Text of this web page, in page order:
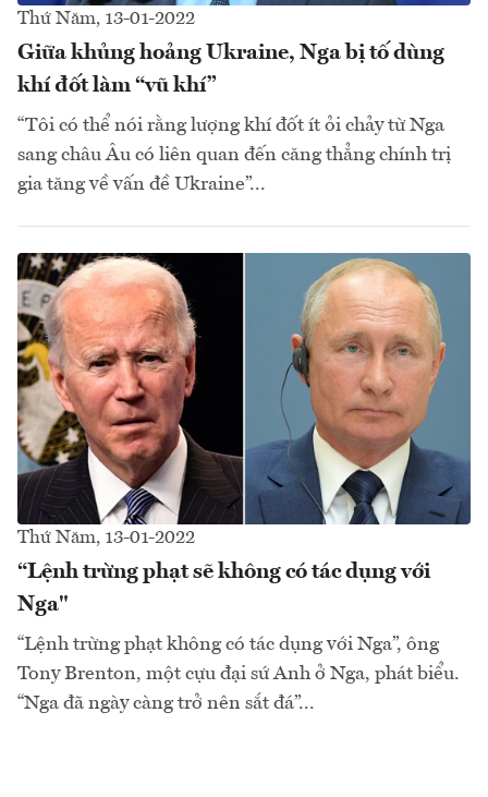
Thứ Năm, 13-01-2022
Giữa khủng hoảng Ukraine, Nga bị tố dùng
khí đốt làm “vũ khí”
“Tôi có thể nói rằng lượng khí đốt ít ỏi chảy từ Nga
sang châu Âu có liên quan đến căng thẳng chính trị
gia tăng về vấn đề Ukraine”...
Thứ Năm, 13-01-2022
“Lệnh trừng phạt sẽ không có tác dụng với
Nga"
“Lệnh trừng phạt không có tác dụng với Nga”, ông
Tony Brenton, một cựu đại sứ Anh ở Nga, phát biểu.
“Nga đã ngày càng trở nên sắt đá”...